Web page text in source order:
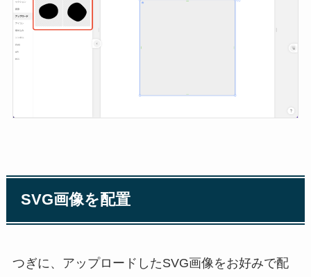
SVG画像を配置
つぎに、アップロードしたSVG画像をお好みで配